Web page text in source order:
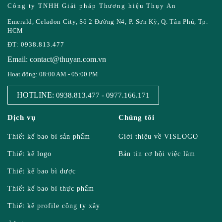
Công ty TNHH Giải pháp Thương hiệu Thụy An
Emerald, Celadon City, Số 2 Đường N4, P. Sơn Kỳ, Q. Tân Phú, Tp.
HCM
ĐT: 0938.813.477
Email: contact@thuyan.com.vn
Hoạt động: 08:00 AM - 05:00 PM
HOTLINE: 0938.813.477 - 0977.166.171
Dịch vụ
Thiết kế bao bì sản phẩm
Thiết kế logo
Thiết kế bao bì dược
Thiết kế bao bì thực phẩm
Thiết kế profile công ty xây
Chúng tôi
Giới thiệu về VISLOGO
Bản tin cơ hội việc làm